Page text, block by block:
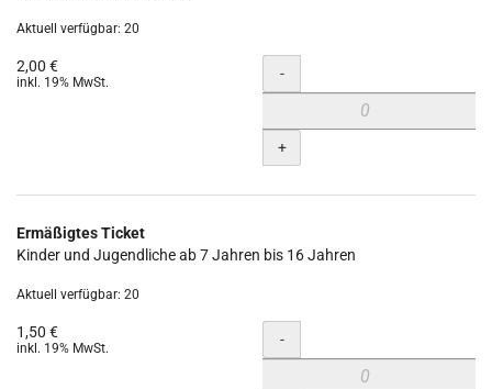
Aktuell verfügbar: 20
2,00 €
inkl. 19% MwSt. Menge
-
+
Ermäßigtes Ticket
Kinder und Jugendliche ab 7 Jahren bis 16 Jahren
Aktuell verfügbar: 20
1,50 €
inkl. 19% MwSt. Menge
-